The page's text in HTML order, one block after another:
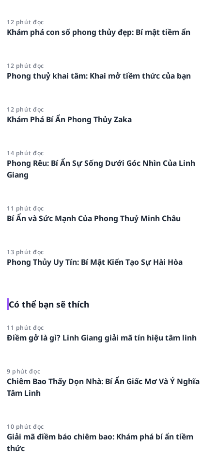
12 phút đọc
Khám phá con số phong thủy đẹp: Bí mật tiềm ẩn
12 phút đọc
Phong thuỷ khai tâm: Khai mở tiềm thức của bạn
12 phút đọc
Khám Phá Bí Ẩn Phong Thủy Zaka
14 phút đọc
Phong Rêu: Bí Ẩn Sự Sống Dưới Góc Nhìn Của Linh
Giang
11 phút đọc
Bí Ẩn và Sức Mạnh Của Phong Thuỷ Minh Châu
13 phút đọc
Phong Thủy Uy Tín: Bí Mật Kiến Tạo Sự Hài Hòa
Có thể bạn sẽ thích
11 phút đọc
Điềm gở là gì? Linh Giang giải mã tín hiệu tâm linh
9 phút đọc
Chiêm Bao Thấy Dọn Nhà: Bí Ẩn Giấc Mơ Và Ý Nghĩa
Tâm Linh
10 phút đọc
Giải mã điềm báo chiêm bao: Khám phá bí ẩn tiềm
thức